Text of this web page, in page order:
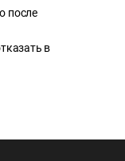
после
в